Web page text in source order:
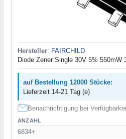
Hersteller: FAIRCHILD
Diode Zener Single 30V 5% 550mW
auf Bestellung 12000 Stücke:
Lieferzeit 14-21 Tag (e)
Benachrichtigung bei
ANZAHL
6834+